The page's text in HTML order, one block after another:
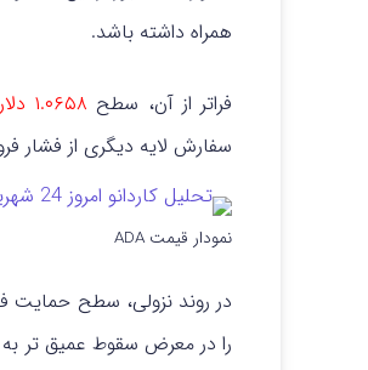
همراه داشته باشد.
فراتر از آن، سطح ۱.۰۶۵۸ دلار
سفارش لایه دیگری از فشار
نمودار قیمت ADA
در روند نزولی، سطح حمایت
را در معرض سقوط عمیق تر به سمت ۰.۸۴۶۴ تا ۰.۸۴۵۱